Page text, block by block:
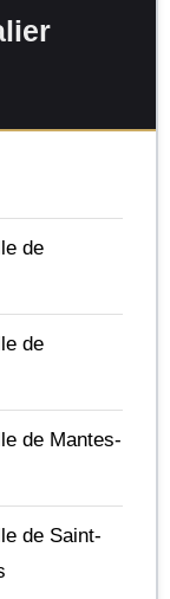
de
de
de Mantes-
de Saint-